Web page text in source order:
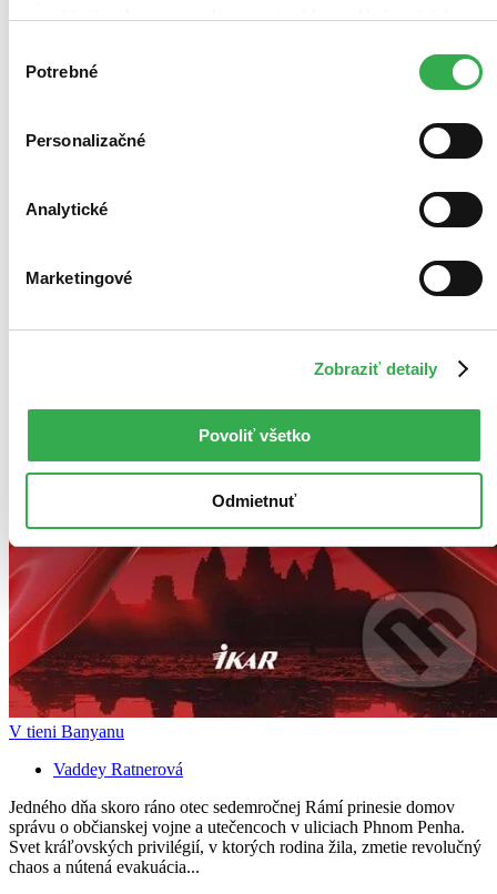
umožňujú zobrazenie relevantnej reklamy. Niektoré údaje
keby sme mohli používať všetky tieto cookies. Ďakujeme!
súhlasu
Potrebné
Personalizačné
Analytické
Marketingové
Zobraziť detaily
Povoliť všetko
Odmietnuť
V tieni Banyanu
Vaddey Ratnerová
Jedného dňa skoro ráno otec sedemročnej Rámí prinesie domov
správu o občianskej vojne a utečencoch v uliciach Phnom Penha.
Svet kráľovských privilégií, v ktorých rodina žila, zmetie revolučný
chaos a nútená evakuácia...